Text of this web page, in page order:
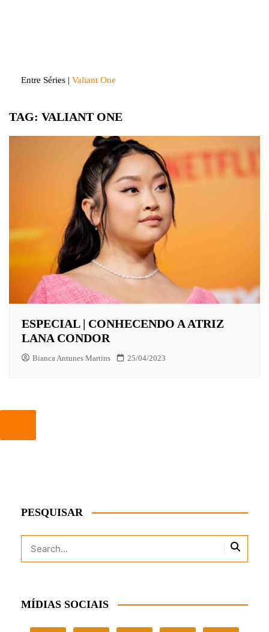
Entre Séries | Valiant One
TAG: VALIANT ONE
ESPECIAL | CONHECENDO A ATRIZ
LANA CONDOR
Bianca Antunes Martins 25/04/2023
PESQUISAR
MÍDIAS SOCIAIS